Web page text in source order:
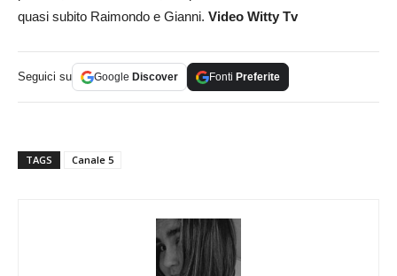
quasi subito Raimondo e Gianni. Video Witty Tv
Seguici su Google Discover Fonti Preferite
TAGS Canale 5